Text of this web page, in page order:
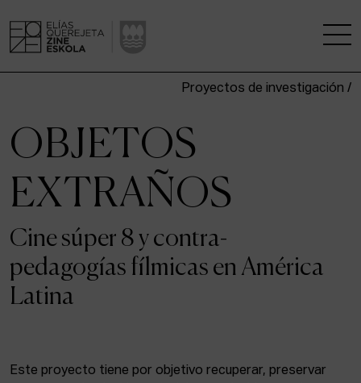
CENTRO DE INVESTIGACIÓN
ESTUDIOS
KINOFABRIKA
COMUNIDAD
ACTUALIDAD
Proyectos de investigación /
OBJETOS
EXTRAÑOS
Cine súper 8 y contra-
pedagogías fílmicas en América
Latina
Este proyecto tiene por objetivo recuperar, preservar